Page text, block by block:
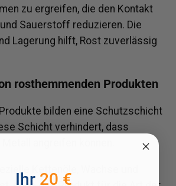
zu ergreifen, die den Kontakt
Sauerstoff reduzieren. Die
Lagerung hilft, Rost zuverlässig
rosthemmenden Produkten
bilden eine Schutzschicht
Schicht verhindert, dass
angreifen können.
Kettenöle, Wachse und
Ihr 20 €